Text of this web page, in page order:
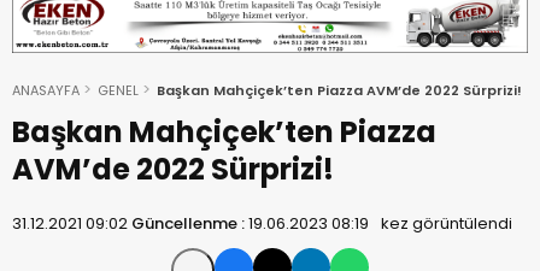
ANASAYFA GENEL Başkan Mahçiçek’ten Piazza AVM’de 2022 Sürprizi!
Başkan Mahçiçek’ten Piazza
AVM’de 2022 Sürprizi!
31.12.2021 09:02 Güncellenme :19.06.2023 08:19 kez görüntülendi